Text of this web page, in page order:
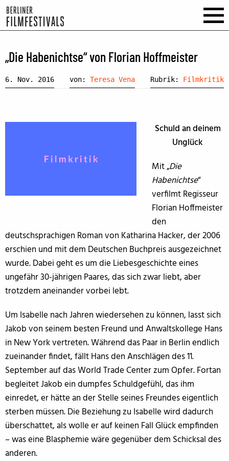
„Die Habenichtse“ von Florian Hoffmeister
6. Nov. 2016 von: Teresa Vena Rubrik: Filmkritik
Schuld an deinem
Unglück
Mit „Die
Habenichtse“
verfilmt Regisseur
Florian Hoffmeister
den
deutschsprachigen Roman von Katharina Hacker, der 2006
erschien und mit dem Deutschen Buchpreis ausgezeichnet
wurde. Dabei geht es um die Liebesgeschichte eines
ungefähr 30-jährigen Paares, das sich zwar liebt, aber
trotzdem aneinander vorbei lebt.
Um Isabelle nach Jahren wiedersehen zu können, lasst sich
Jakob von seinem besten Freund und Anwaltskollege Hans
in New York vertreten. Während das Paar in Berlin endlich
zueinander findet, fällt Hans den Anschlägen des 11.
September auf das World Trade Center zum Opfer. Fortan
begleitet Jakob ein dumpfes Schuldgefühl, das ihm
einredet, er hätte an der Stelle seines Freundes eigentlich
sterben müssen. Die Beziehung zu Isabelle wird dadurch
überschattet, als wolle er auf keinen Fall Glück empfinden
– was eine Blasphemie wäre gegenüber dem Schicksal des
anderen.